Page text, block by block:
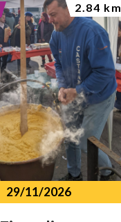
29/11/2026
2.84 km